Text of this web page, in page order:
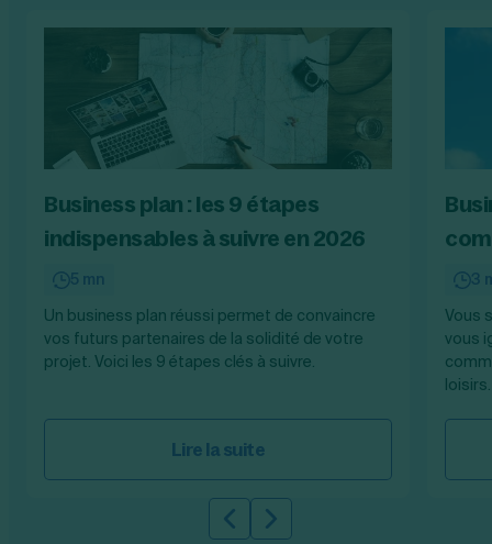
Business plan : les 9 étapes
indispensables à suivre en 2026
5 mn
Un business plan réussi permet de convaincre
vos futurs partenaires de la solidité de votre
projet. Voici les 9 étapes clés à suivre.
Lire la suite
3
Vous
vous
loisirs.
Slide précédente
Slide suivante